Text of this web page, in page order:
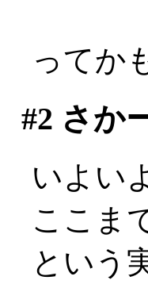
ってか
#2 さか
いよい
ここま
という